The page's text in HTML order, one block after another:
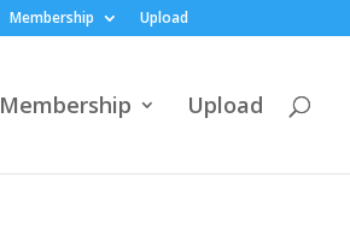
Membership Upload
Membership Upload